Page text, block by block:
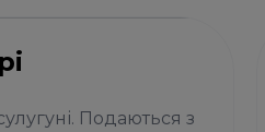
Подаються з